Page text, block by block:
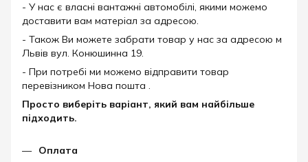
- У нас є власні вантажні автомобілі, якими можемо
доставити вам матеріал за адресою.
- Також Ви можете забрати товар у нас за адресою м
Львів вул. Конюшинна 19.
- При потребі ми можемо відправити товар
перевізником Нова пошта .
Просто виберіть варіант, який вам найбільше
підходить.
Оплата